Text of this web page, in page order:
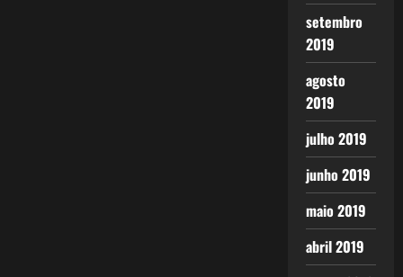
setembro
2019
agosto
2019
julho 2019
junho 2019
maio 2019
abril 2019